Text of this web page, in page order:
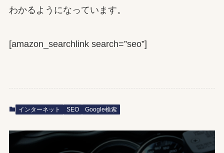
わかるようになっています。
[amazon_searchlink search=”seo”]
インターネット SEO Google検索